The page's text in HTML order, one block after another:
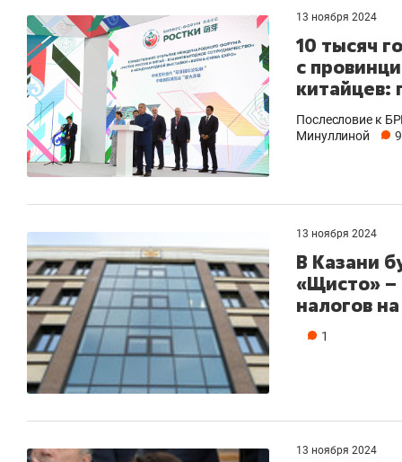
13 ноября 2024
10 тысяч
с
китайцев:
Послесловие к
Минуллиной
9
13 ноября 2024
В Казани
«Щисто» –
налогов
1
13 ноября 2024